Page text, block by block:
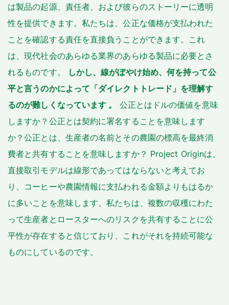
は製品の起源、責任者、および彼らのストーリーに透明
性を提供できます。私たちは、公正な価格が支払われた
ことを確認する責任を直接負うことができます。これ
は、現代社会のあらゆる業界のあらゆる製品に必要とさ
れるものです。
しかし、線がぼやけ始め、何を持って公
平と言うのかによって「ダイレクトトレード」を理解す
るのが難しくなっています 。
公正とはドルの価値を意味
しますか？公正とは契約に署名することを意味します
か？公正とは、生産者の名前とその農園の標高を最終消
費者と共有することを意味しますか？ Project Originは、
直接取引モデルは線形であってはならないと考えてお
り、コーヒーや農園情報に支払われる金額よりもはるか
に多いことを意味します。私たちは、複数の収穫にわた
って生産者とロースターへのリスクを共有することに公
平性が存在すると信じており、これがそれを持続可能な
ものにしているのです。